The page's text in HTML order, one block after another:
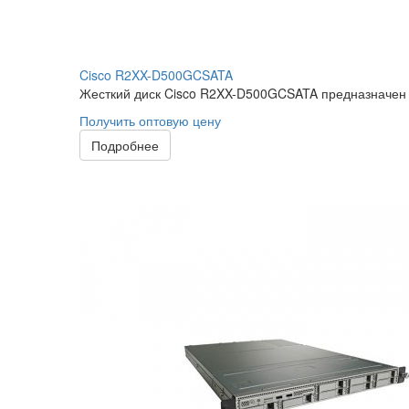
Cisco R2XX-D500GCSATA
Жесткий диск Cisco R2XX-D500GCSATA
Получить оптовую цену
Подробнее